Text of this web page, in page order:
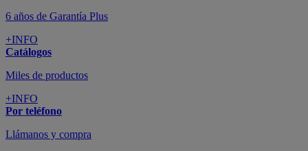
6 años de Garantía Plus
+INFO
Catálogos
Miles de productos
+INFO
Por teléfono
Llámanos y compra